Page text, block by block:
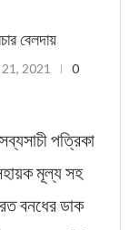
বেলদায়
2021
0
পত্রিকা
মূল্য সহ
বনধের ডাক